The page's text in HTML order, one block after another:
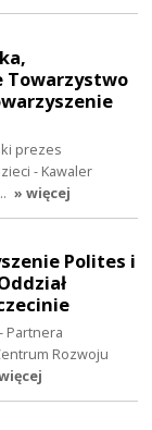
Towarzystwo
prezes
- Kawaler
» więcej
Polites i
Partnera
Rozwoju